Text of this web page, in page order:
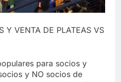
Y VENTA DE PLATEAS VS
para socios y
y NO socios de